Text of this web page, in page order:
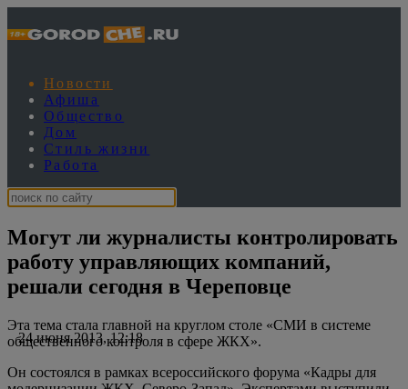
Новости
Афиша
Общество
Дом
Стиль жизни
Работа
Могут ли журналисты контролировать
работу управляющих компаний,
решали сегодня в Череповце
24 июня 2013, 12:18
Эта тема стала главной на круглом столе «СМИ в системе
общественного контроля в сфере ЖКХ».
Он состоялся в рамках всероссийского форума «Кадры для